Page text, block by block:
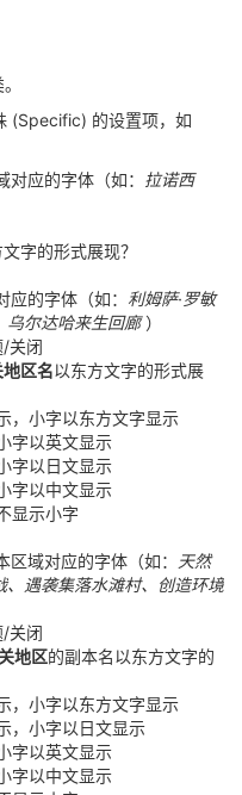
(Specific) 的设置项，如
应的字体（如： 拉诺西
字的形式展现？
的字体（如： 利姆萨·罗敏
乌尔达哈来生回廊）
关闭
区名以东方文字的形式展
，小字以东方文字显示
字以英文显示
字以日文显示
字以中文显示
显示小字
域对应的字体（如：
天然
遇袭集落水滩村、创造环境
关闭
地区的副本名以东方文字的
，小字以东方文字显示
，小字以日文显示
字以英文显示
字以中文显示